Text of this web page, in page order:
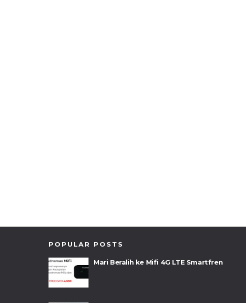
POPULAR POSTS
Mari Beralih ke Mifi 4G LTE Smartfren